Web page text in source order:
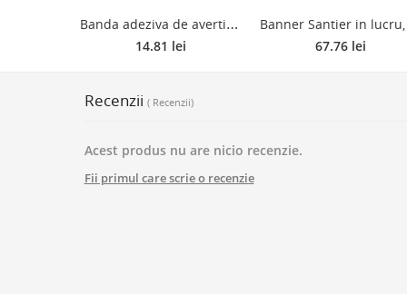
B
anda adeziva de avertizare, Dedra 11T2095, PVC, 50 mm x 33 m
14.81 lei 67.76 lei
Recenzii ( Recenzii)
Acest produs nu are nicio recenzie.
Fii primul care scrie o recenzie